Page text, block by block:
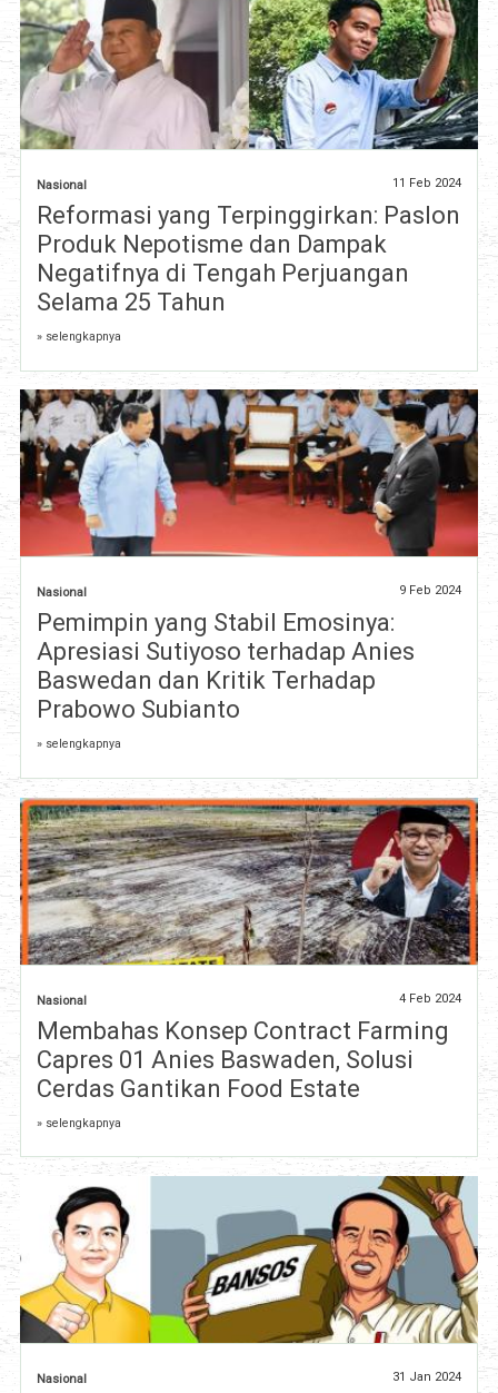
Nasional 11 Feb 2024
Reformasi yang Terpinggirkan: Paslon
Produk Nepotisme dan Dampak
Negatifnya di Tengah Perjuangan
Selama 25 Tahun
» selengkapnya
Nasional 9 Feb 2024
Pemimpin yang Stabil Emosinya:
Apresiasi Sutiyoso terhadap Anies
Baswedan dan Kritik Terhadap
Prabowo Subianto
» selengkapnya
Nasional 4 Feb 2024
Membahas Konsep Contract Farming
Capres 01 Anies Baswaden, Solusi
Cerdas Gantikan Food Estate
» selengkapnya
Nasional 31 Jan 2024